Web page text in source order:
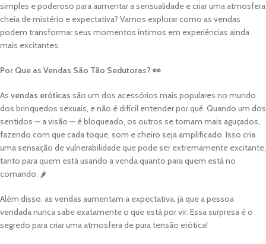
simples e poderoso para aumentar a sensualidade e criar uma atmosfera
cheia de mistério e expectativa? Vamos explorar como as vendas
podem transformar seus momentos íntimos em experiências ainda
mais excitantes.
Por Que as Vendas São Tão Sedutoras? 👀
As vendas eróticas são um dos acessórios mais populares no mundo
dos brinquedos sexuais, e não é difícil entender por quê. Quando um dos
sentidos — a visão — é bloqueado, os outros se tornam mais aguçados,
fazendo com que cada toque, som e cheiro seja amplificado. Isso cria
uma sensação de vulnerabilidade que pode ser extremamente excitante,
tanto para quem está usando a venda quanto para quem está no
comando. 🌶️
Além disso, as vendas aumentam a expectativa, já que a pessoa
vendada nunca sabe exatamente o que está por vir. Essa surpresa é o
segredo para criar uma atmosfera de pura tensão erótica!